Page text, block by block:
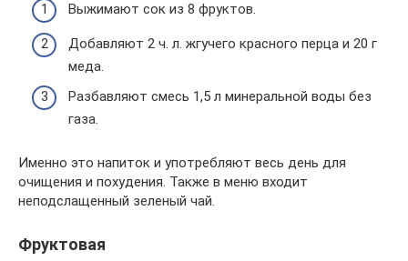
Выжимают сок из 8 фруктов.
Добавляют 2 ч. л. жгучего красного перца и 20 г
меда.
Разбавляют смесь 1,5 л минеральной воды без
газа.
Именно это напиток и употребляют весь день для
очищения и похудения. Также в меню входит
неподслащенный зеленый чай.
Фруктовая